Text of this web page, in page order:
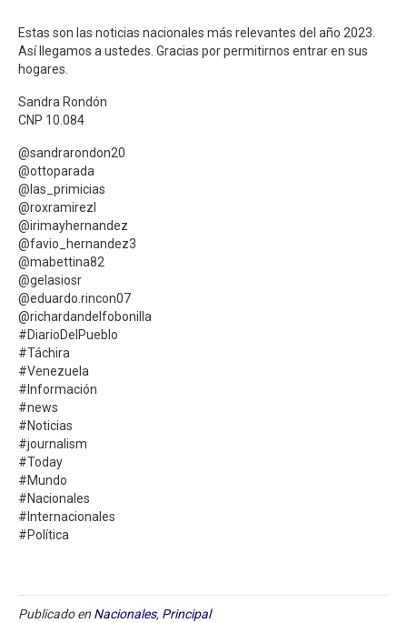
Estas son las noticias nacionales más relevantes del año 2023.
Así llegamos a ustedes. Gracias por permitirnos entrar en sus
hogares.
Sandra Rondón
CNP 10.084
@sandrarondon20
@ottoparada
@las_primicias
@roxramirezl
@irimayhernandez
@favio_hernandez3
@mabettina82
@gelasiosr
@eduardo.rincon07
@richardandelfobonilla
#DiarioDelPueblo
#Táchira
#Venezuela
#Información
#news
#Noticias
#journalism
#Today
#Mundo
#Nacionales
#Internacionales
#Política
Publicado en Nacionales, Principal